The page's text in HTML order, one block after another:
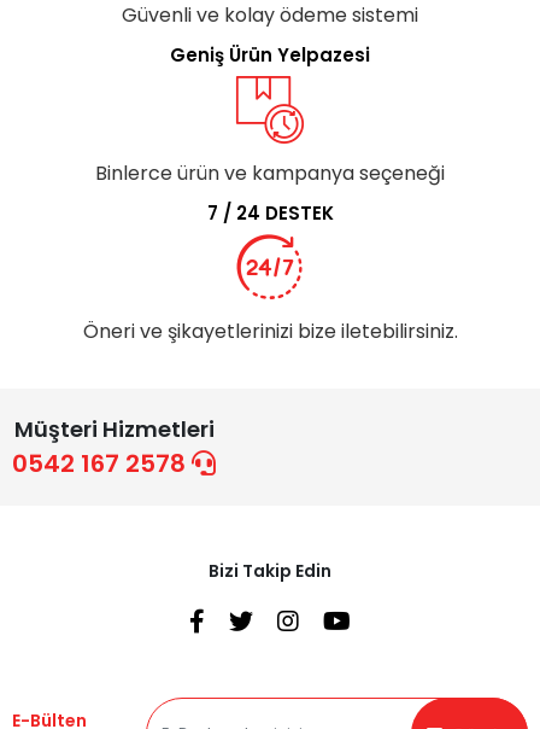
Güvenli ve kolay ödeme sistemi
Geniş Ürün Yelpazesi
Binlerce ürün ve kampanya seçeneği
7 / 24 DESTEK
Öneri ve şikayetlerinizi bize iletebilirsiniz.
Müşteri Hizmetleri
0542 167 2578
Bizi Takip Edin
E-Bülten